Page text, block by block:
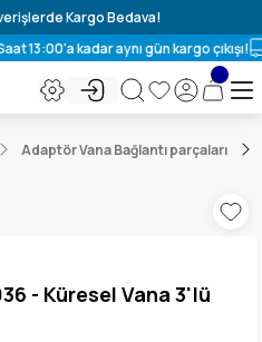
Kargo Bedava!
13:00'a kadar aynı gün kargo çıkışı!
Adaptör Vana Bağlantı parçaları
- Küresel Vana 3'lü